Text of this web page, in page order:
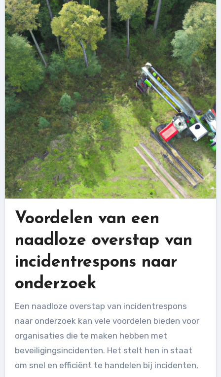
Voordelen van een
naadloze overstap van
incidentrespons naar
onderzoek
Een naadloze overstap van incidentrespons
naar onderzoek kan vele voordelen bieden voor
organisaties die te maken hebben met
beveiligingsincidenten. Het stelt hen in staat
om snel en efficiënt te handelen bij incidenten,